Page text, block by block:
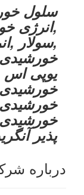
سلول
,انرژی
,سولار
خورشیدی
خورشیدی
خورشیدی
پذیر
درباره